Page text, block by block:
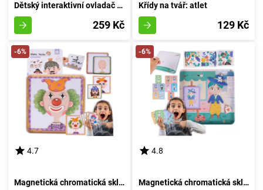
Dětský interaktivní ovladač v růžovém provedení
259 Kč
Křídy na tvář: atlet
129 Kč
-6%
4.7
Magnetická chromatická skládačka - Proměnlivé obličeje
-6%
4.8
Magnetická chromatická skládačka - Figurína